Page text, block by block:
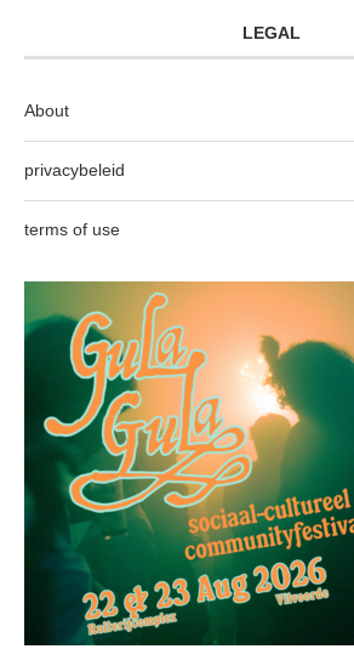
LEGAL
About
privacybeleid
terms of use